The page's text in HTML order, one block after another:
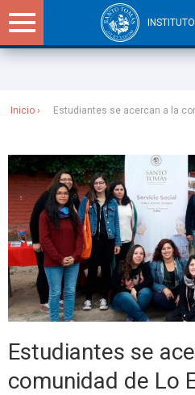
Inicio Estudiantes se acercan a la
Estudiantes se
comunidad de Lo